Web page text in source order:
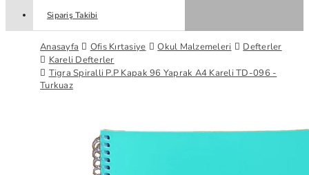
Sipariş Takibi
Anasayfa Ofis Kırtasiye Okul Malzemeleri
Defterler
Kareli Defterler
Tigra Spiralli P.P Kapak 96 Yaprak A4 Kareli TD-096 -
Turkuaz